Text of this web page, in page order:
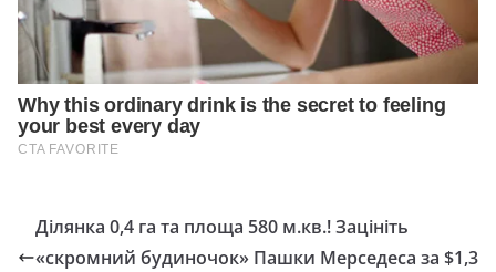
Ділянка 0,4 га та площа 580 м.кв.! Зацініть
«скромний будиночок» Пашки Мерседеса за $1,3